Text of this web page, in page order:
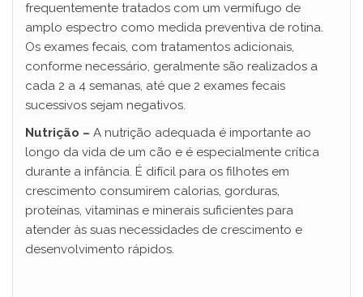
d
e
o
frequentemente tratados com um vermífugo de
amplo espectro como medida preventiva de rotina.
Os exames fecais, com tratamentos adicionais,
conforme necessário, geralmente são realizados a
cada 2 a 4 semanas, até que 2 exames fecais
sucessivos sejam negativos.
Nutrição – A nutrição adequada é importante ao
longo da vida de um cão e é especialmente crítica
durante a infância. É difícil para os filhotes em
crescimento consumirem calorias, gorduras,
proteínas, vitaminas e minerais suficientes para
atender às suas necessidades de crescimento e
desenvolvimento rápidos.